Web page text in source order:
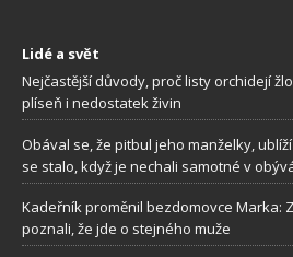
Lidé a svět
Nejčastější důvody, proč listy orchidejí
plíseň i nedostatek živin
Obával se, že pitbul jeho manželky,
se stalo, když je nechali samotné v
Kadeřník proměnil bezdomovce Marka:
poznali, že jde o stejného muže